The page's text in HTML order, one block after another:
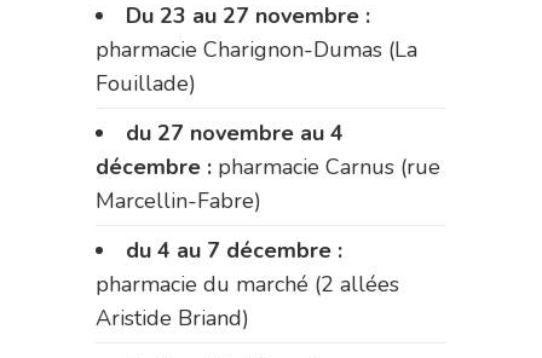
Du 23 au 27 novembre :
pharmacie Charignon-Dumas (La
Fouillade)
du 27 novembre au 4
décembre : pharmacie Carnus (rue
Marcellin-Fabre)
du 4 au 7 décembre :
pharmacie du marché (2 allées
Aristide Briand)